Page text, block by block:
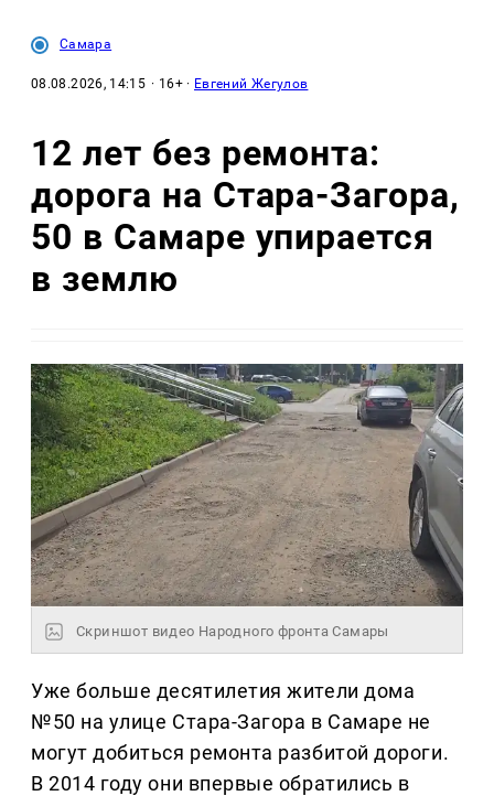
Самара
08.08.2026, 14:15 · 16+ · Евгений Жегулов
12 лет без ремонта:
дорога на Стара-Загора,
50 в Самаре упирается
в землю
Скриншот видео Народного фронта Самары
Уже больше десятилетия жители дома
№50 на улице Стара-Загора в Самаре не
могут добиться ремонта разбитой дороги.
В 2014 году они впервые обратились в